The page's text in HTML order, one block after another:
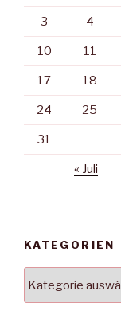
3 4
10 11
17 18
24 25
31
« Juli
KATEGORIEN